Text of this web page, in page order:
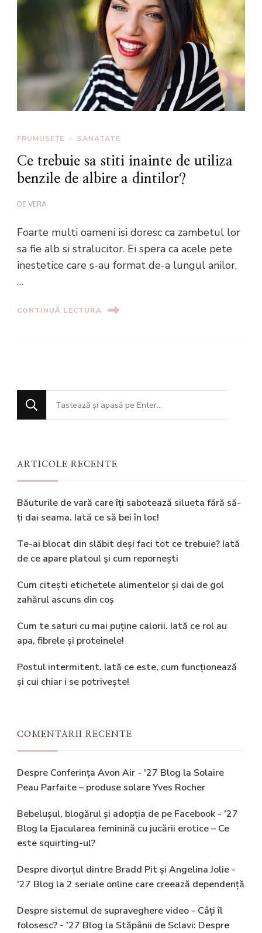
FRUMUSEȚE SANATATE
Ce trebuie sa stiti inainte de utiliza
benzile de albire a dintilor?
DEVERA
Foarte multi oameni isi doresc ca zambetul lor
sa fie alb si stralucitor. Ei spera ca acele pete
inestetice care s-au format de-a lungul anilor,
…
CONTINUĂ LECTURA
Cauți
ceva?
ARTICOLE RECENTE
Băuturile de vară care îți sabotează silueta fără să-
ți dai seama. Iată ce să bei în loc!
Te-ai blocat din slăbit deși faci tot ce trebuie? Iată
de ce apare platoul și cum repornești
Cum citești etichetele alimentelor și dai de gol
zahărul ascuns din coș
Cum te saturi cu mai puține calorii. Iată ce rol au
apa, fibrele și proteinele!
Postul intermitent. Iată ce este, cum funcționează
și cui chiar i se potrivește!
COMENTARII RECENTE
Despre Conferința Avon Air - '27 Blog la Solaire
Peau Parfaite – produse solare Yves Rocher
Bebelușul, blogărul și adopția de pe Facebook - '27
Blog la Ejacularea feminină cu jucării erotice – Ce
este squirting-ul?
Despre divorțul dintre Bradd Pit și Angelina Jolie -
'27 Blog la 2 seriale online care creează dependență
Despre sistemul de supraveghere video - Câți îl
folosesc? - '27 Blog la Stăpânii de Sclavi: Despre